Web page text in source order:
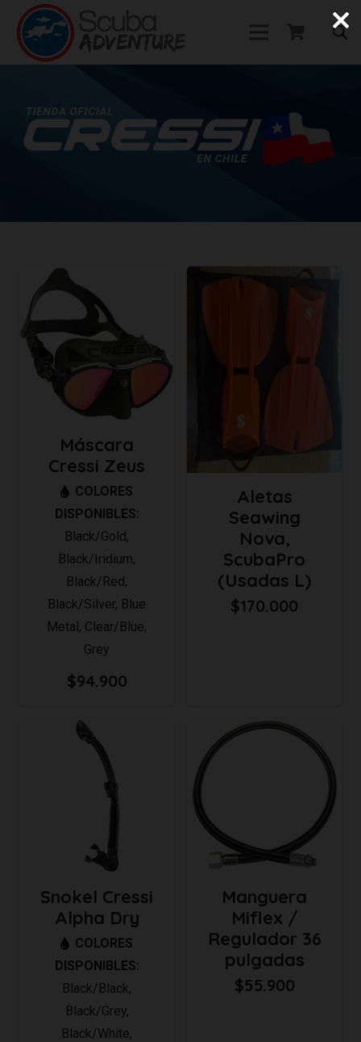
Máscara
Cressi Zeus
COLORES
DISPONIBLES:
Black/Gold,
Black/Iridium,
Black/Red,
Black/Silver, Blue
Metal, Clear/Blue,
Grey
$94.900
Aletas
Seawing
Nova,
ScubaPro
(Usadas L)
$170.000
Snokel Cressi
Alpha Dry
COLORES
DISPONIBLES:
Black/Black,
Black/Grey,
Black/White,
Manguera
Miflex /
Regulador 36
pulgadas
$55.900